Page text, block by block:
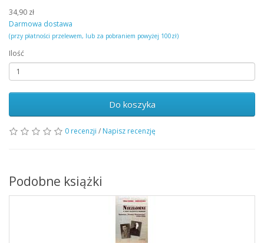
34,90 zł
Darmowa dostawa
(przy płatności przelewem, lub za pobraniem powyżej 100zł)
Ilość
Do koszyka
0 recenzji / Napisz recenzję
Podobne książki